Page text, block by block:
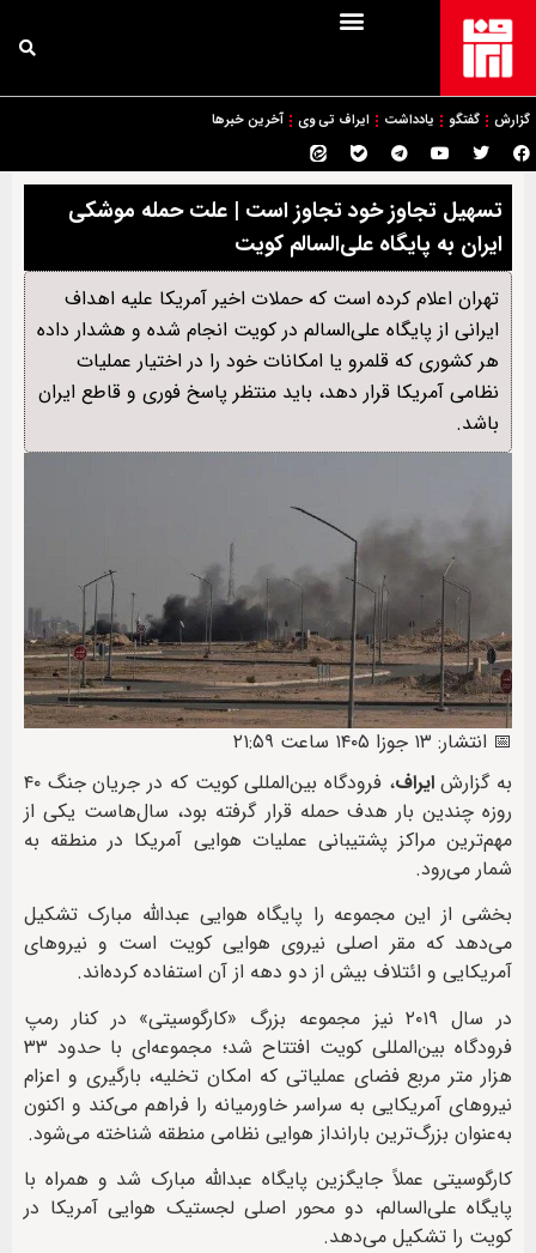
گزارش گفتگو یادداشت ایراف تی وی آخرین خبرها
تسهیل تجاوز خود تجاوز است | علت حمله موشکی
ایران به پایگاه علی‌السالم کویت
تهران اعلام کرده است که حملات اخیر آمریکا علیه اهداف
ایرانی از پایگاه علی‌السالم در کویت انجام شده و هشدار داده
هر کشوری که قلمرو یا امکانات خود را در اختیار عملیات
نظامی آمریکا قرار دهد، باید منتظر پاسخ فوری و قاطع ایران
باشد.
📅 انتشار: ۱۳ جوزا ۱۴۰۵ ساعت ۲۱:۵۹
به گزارشایراف
، فرودگاه بین‌المللی کویت که در جریان جنگ ۴۰
روزه چندین بار هدف حمله قرار گرفته بود، سال‌هاست یکی از
مهم‌ترین مراکز پشتیبانی عملیات هوایی آمریکا در منطقه به
شمار می‌رود.
بخشی از این مجموعه را پایگاه هوایی عبدالله مبارک تشکیل
می‌دهد که مقر اصلی نیروی هوایی کویت است و نیروهای
آمریکایی و ائتلاف بیش از دو دهه از آن استفاده کرده‌اند.
در سال ۲۰۱۹ نیز مجموعه بزرگ «کارگوسیتی» در کنار رمپ
فرودگاه بین‌المللی کویت افتتاح شد؛ مجموعه‌ای با حدود ۳۳
هزار متر مربع فضای عملیاتی که امکان تخلیه، بارگیری و اعزام
نیروهای آمریکایی به سراسر خاورمیانه را فراهم می‌کند و اکنون
به‌عنوان بزرگ‌ترین بارانداز هوایی نظامی منطقه شناخته می‌شود.
کارگوسیتی عملاً جایگزین پایگاه عبدالله مبارک شد و همراه با
پایگاه علی‌السالم، دو محور اصلی لجستیک هوایی آمریکا در
کویت را تشکیل می‌دهد.